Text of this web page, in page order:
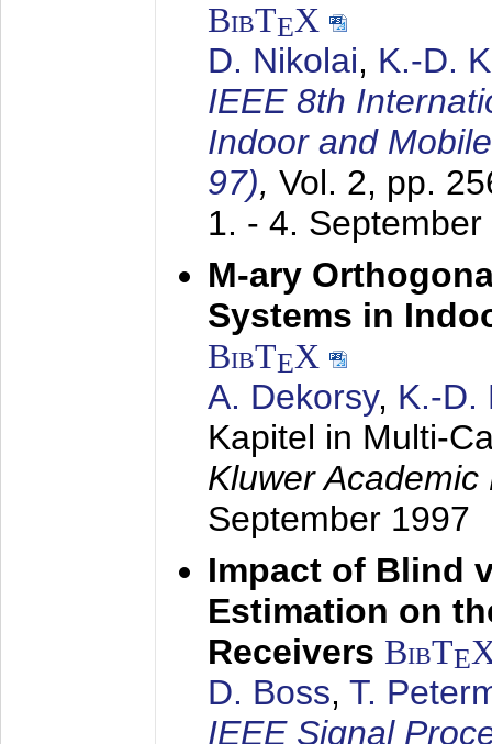
BibTEX
D. Nikolai, K.-D.
IEEE 8th
Indoor and
97), Vol. 2, pp.
1. - 4. September
M-ary
Systems in
BibTEX
A. Dekorsy, K.-D.
Kapitel in Multi-
Kluwer
September 1997
Impact of Blind
Estimation on
Receivers BibTE
D. Boss, T.
IEEE Signal